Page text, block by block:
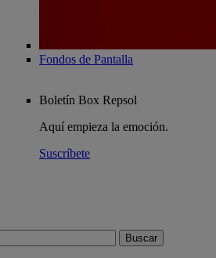
Fondos de Pantalla
Boletín Box Repsol
Aquí empieza la emoción.
Suscríbete